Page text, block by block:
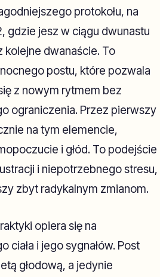
protokołu, na
gdzie jesz w ciągu dwunastu
kolejne dwanaście. To
postu, które pozwala
z nowym rytmem bez
ograniczenia. Przez pierwszy
na tym elemencie,
i głód. To podejście
i niepotrzebnego stresu,
zbyt radykalnym zmianom.
opiera się na
ciała i jego sygnałów. Post
głodową, a jedynie